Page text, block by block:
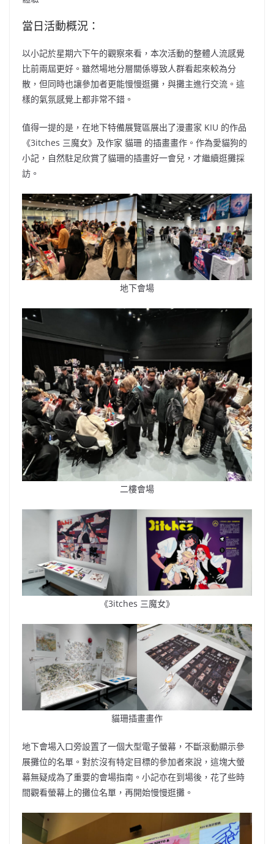
當日活動概況：
以小記於星期六下午的觀察來看，本次活動的整體人流感覺
比前兩屆更好。雖然場地分層關係導致人群看起來較為分
散，但同時也讓參加者更能慢慢逛攤，與攤主進行交流。這
樣的氣氛感覺上都非常不錯。
值得一提的是，在地下特備展覽區展出了漫畫家 KIU 的作品
《3itches 三魔女》及作家 貓珊 的插畫畫作。作為愛貓狗的
小記，自然駐足欣賞了貓珊的插畫好一會兒，才繼續逛攤採
訪。
地下會場
二樓會場
《3itches 三魔女》
貓珊插畫畫作
地下會場入口旁設置了一個大型電子螢幕，不斷滾動顯示參
展攤位的名單。對於沒有特定目標的參加者來說，這塊大螢
幕無疑成為了重要的會場指南。小記亦在到場後，花了些時
間觀看螢幕上的攤位名單，再開始慢慢逛攤。